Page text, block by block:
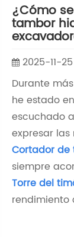
¿Cómo
tambor
2025-11-25
Durante
he estado
escuchado
expresar las
Cortador
siempre
Torre del
rendimiento